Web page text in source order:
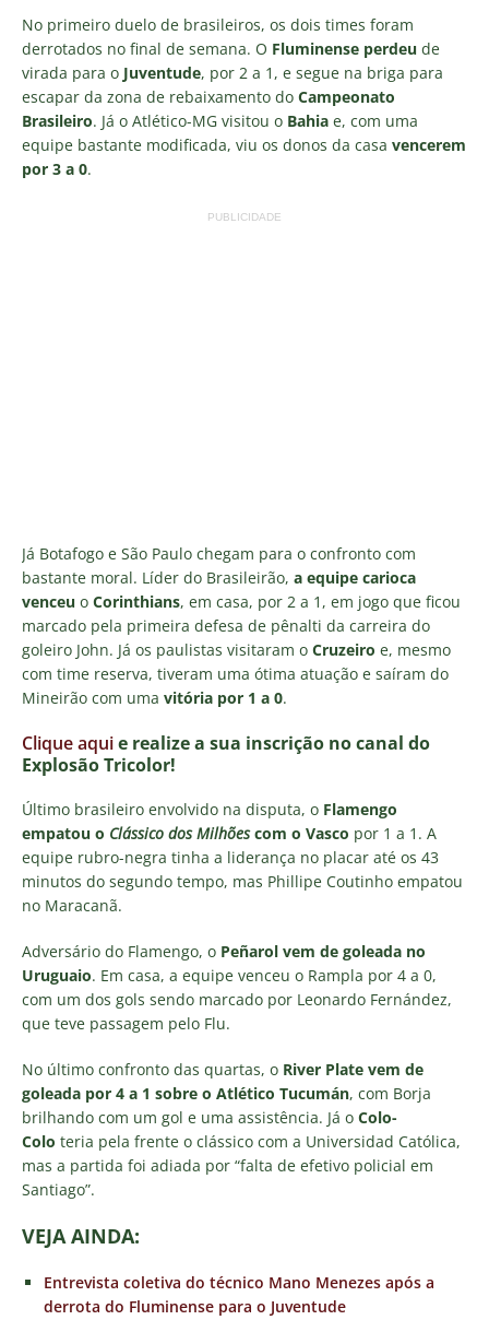
No primeiro duelo de brasileiros, os dois times foram
derrotados no final de semana. O Fluminense perdeu de
virada para o Juventude, por 2 a 1, e segue na briga para
escapar da zona de rebaixamento do Campeonato
Brasileiro. Já o Atlético-MG visitou o Bahia e, com uma
equipe bastante modificada, viu os donos da casa vencerem
por 3 a 0.
PUBLICIDADE
Já Botafogo e São Paulo chegam para o confronto com
bastante moral. Líder do Brasileirão, a equipe carioca
venceu o Corinthians, em casa, por 2 a 1, em jogo que ficou
marcado pela primeira defesa de pênalti da carreira do
goleiro John. Já os paulistas visitaram o Cruzeiro e, mesmo
com time reserva, tiveram uma ótima atuação e saíram do
Mineirão com uma vitória por 1 a 0.
Clique aquie realize a sua inscrição no canal do
Explosão Tricolor!
Último brasileiro envolvido na disputa, o Flamengo
empatou o Clássico dos Milhõescom o Vasco por 1 a 1. A
equipe rubro-negra tinha a liderança no placar até os 43
minutos do segundo tempo, mas Phillipe Coutinho empatou
no Maracanã.
Adversário do Flamengo, o Peñarol vem de goleada no
Uruguaio. Em casa, a equipe venceu o Rampla por 4 a 0,
com um dos gols sendo marcado por Leonardo Fernández,
que teve passagem pelo Flu.
No último confronto das quartas, o River Plate vem de
goleada por 4 a 1 sobre o Atlético Tucumán, com Borja
brilhando com um gol e uma assistência. Já o Colo-
Colo teria pela frente o clássico com a Universidad Católica,
mas a partida foi adiada por “falta de efetivo policial em
Santiago”.
VEJA AINDA:
Entrevista coletiva do técnico Mano Menezes após a
derrota do Fluminense para o Juventude